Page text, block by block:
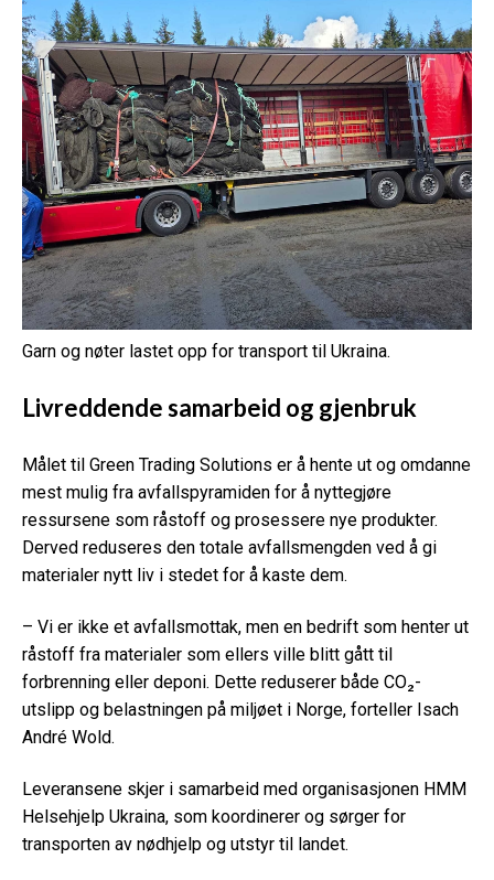
Garn og nøter lastet opp for transport til Ukraina.
Livreddende samarbeid og gjenbruk
Målet til Green Trading Solutions er å hente ut og omdanne
mest mulig fra avfallspyramiden for å nyttegjøre
ressursene som råstoff og prosessere nye produkter.
Derved reduseres den totale avfallsmengden ved å gi
materialer nytt liv i stedet for å kaste dem.
– Vi er ikke et avfallsmottak, men en bedrift som henter ut
råstoff fra materialer som ellers ville blitt gått til
forbrenning eller deponi. Dette reduserer både CO₂-
utslipp og belastningen på miljøet i Norge, forteller Isach
André Wold.
Leveransene skjer i samarbeid med organisasjonen HMM
Helsehjelp Ukraina, som koordinerer og sørger for
transporten av nødhjelp og utstyr til landet.